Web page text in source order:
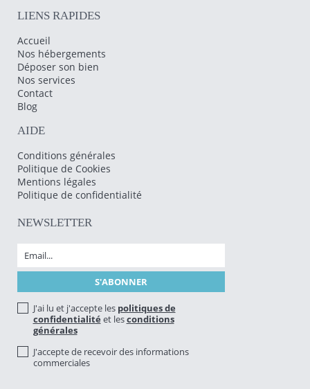
LIENS RAPIDES
Accueil
Nos hébergements
Déposer son bien
Nos services
Contact
Blog
AIDE
Conditions générales
Politique de Cookies
Mentions légales
Politique de confidentialité
NEWSLETTER
J'ai lu et j'accepte les politiques de
confidentialité et lesconditions
générales
J'accepte de recevoir des informations
commerciales